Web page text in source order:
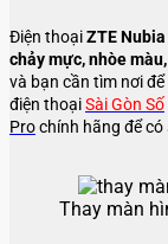
Điện thoạiZTE
chảy mực, nhòe
và bạn cần tìm nơi
điện thoạiSài Gòn Số
Prochính hãng để
Thay màn